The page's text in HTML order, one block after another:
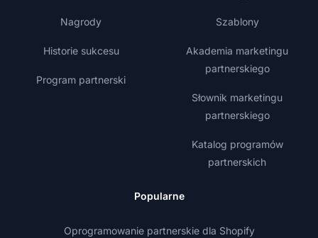
Nagrody
Historie sukcesu
Program partnerski
Szablony
Akademia marketingu
partnerskiego
Słownik marketingu
partnerskiego
Katalog programów
partnerskich
Popularne
Oprogramowanie partnerskie dla Shopify